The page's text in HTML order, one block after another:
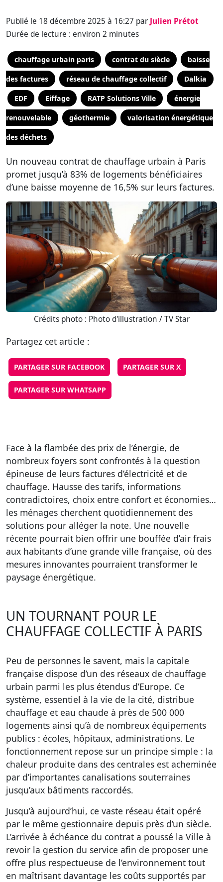
Publié le 18 décembre 2025 à 16:27 par Julien Prétot
Durée de lecture : environ 2 minutes
chauffage urbain paris contrat du siècle baisse
des factures réseau de chauffage collectif Dalkia
EDF Eiffage RATP Solutions Ville énergie
renouvelable géothermie valorisation énergétique
des déchets
Un nouveau contrat de chauffage urbain à Paris
promet jusqu’à 83% de logements bénéficiaires
d’une baisse moyenne de 16,5% sur leurs factures.
Crédits photo : Photo d'illustration / TV Star
Partagez cet article :
PARTAGER SUR FACEBOOK PARTAGER SUR X
PARTAGER SUR WHATSAPP
Face à la flambée des prix de l’énergie, de
nombreux foyers sont confrontés à la question
épineuse de leurs factures d’électricité et de
chauffage. Hausse des tarifs, informations
contradictoires, choix entre confort et économies…
les ménages cherchent quotidiennement des
solutions pour alléger la note. Une nouvelle
récente pourrait bien offrir une bouffée d’air frais
aux habitants d’une grande ville française, où des
mesures innovantes pourraient transformer le
paysage énergétique.
UN TOURNANT POUR LE
CHAUFFAGE COLLECTIF À PARIS
Peu de personnes le savent, mais la capitale
française dispose d’un des réseaux de chauffage
urbain parmi les plus étendus d’Europe. Ce
système, essentiel à la vie de la cité, distribue
chauffage et eau chaude à près de 500 000
logements ainsi qu’à de nombreux équipements
publics : écoles, hôpitaux, administrations. Le
fonctionnement repose sur un principe simple : la
chaleur produite dans des centrales est acheminée
par d’importantes canalisations souterraines
jusqu’aux bâtiments raccordés.
Jusqu’à aujourd’hui, ce vaste réseau était opéré
par le même gestionnaire depuis près d’un siècle.
L’arrivée à échéance du contrat a poussé la Ville à
revoir la gestion du service afin de proposer une
offre plus respectueuse de l’environnement tout
en maîtrisant davantage les coûts supportés par